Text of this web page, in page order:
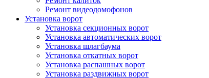
Ремонт видеодомофонов
Установка ворот
Установка секционных ворот
Установка автоматических ворот
Установка шлагбаума
Установка откатных ворот
Установка распашных ворот
Установка раздвижных ворот